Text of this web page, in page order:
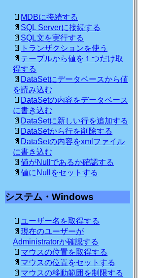
MDBに接続する
SQL Serverに接続する
SQL文を実行する
トランザクションを使う
テーブルから値を１つだけ取
得する
DataSetにデータベースから値
を読み込む
DataSetの内容をデータベース
に書き込む
DataSetに新しい行を追加する
DataSetから行を削除する
DataSetの内容をxmlファイル
に書き込む
値がNullであるか確認する
値にNullをセットする
システム・Windows
ユーザー名を取得する
現在のユーザーが
Administratorか確認する
マウスの位置を取得する
マウスの位置をセットする
マウスの移動範囲を制限する